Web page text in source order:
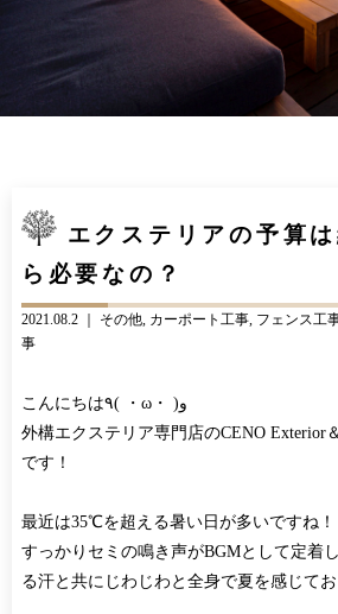
お問い合わせ
INFORMATION
エクステリアの予算は
ら必要なの？
2021.08.2 ｜ その他 カーポート工事 フェンス工
事
こんにちは٩( ・ω・ )و
外構エクステリア専門店のCENO Exterior
です！
最近は35℃を超える暑い日が多いですね！
すっかりセミの鳴き声がBGMとして定着
る汗と共にじわじわと全身で夏を感じて